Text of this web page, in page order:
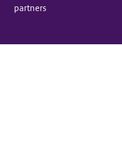
partners